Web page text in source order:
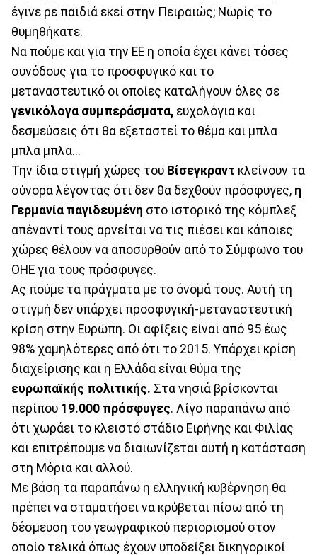
έγινε ρε παιδιά εκεί στην Πειραιώς; Νωρίς το
θυμηθήκατε.
Να πούμε και για την ΕΕ η οποία έχει κάνει τόσες
συνόδους για το προσφυγικό και το
μεταναστευτικό οι οποίες καταλήγουν όλες σε
γενικόλογα συμπεράσματα, ευχολόγια και
δεσμεύσεις ότι θα εξεταστεί το θέμα και μπλα
μπλα μπλα...
Την ίδια στιγμή χώρες του Βίσεγκραντ κλείνουν τα
σύνορα λέγοντας ότι δεν θα δεχθούν πρόσφυγες, η
Γερμανία παγιδευμένη στο ιστορικό της κόμπλεξ
απέναντί τους αρνείται να τις πιέσει και κάποιες
χώρες θέλουν να αποσυρθούν από το Σύμφωνο του
ΟΗΕ για τους πρόσφυγες.
Ας πούμε τα πράγματα με το όνομά τους. Αυτή τη
στιγμή δεν υπάρχει προσφυγική-μεταναστευτική
κρίση στην Ευρώπη. Οι αφίξεις είναι από 95 έως
98% χαμηλότερες από ότι το 2015. Υπάρχει κρίση
διαχείρισης και η Ελλάδα είναι θύμα της
ευρωπαϊκής πολιτικής. Στα νησιά βρίσκονται
περίπου 19.000 πρόσφυγες. Λίγο παραπάνω από
ότι χωράει το κλειστό στάδιο Ειρήνης και Φιλίας
και επιτρέπουμε να διαιωνίζεται αυτή η κατάσταση
στη Μόρια και αλλού.
Με βάση τα παραπάνω η ελληνική κυβέρνηση θα
πρέπει να σταματήσει να κρύβεται πίσω από τη
δέσμευση του γεωγραφικού περιορισμού στον
οποίο τελικά όπως έχουν υποδείξει δικηγορικοί